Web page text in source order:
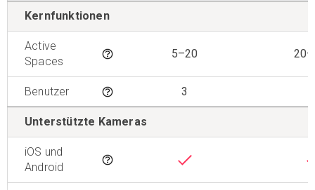
Kernfunktionen
Active
Spaces
Tooltip
5–20
Benutzer
Tooltip
3
Unterstützte Kameras
iOS und
Android
Tooltip